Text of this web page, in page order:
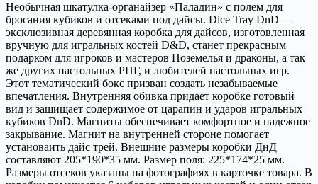
Необычная шкатулка-органайзер «Паладин» с полем для
бросания кубиков и отсеками под дайсы. Dice Tray DnD —
эксклюзивная деревянная коробка для дайсов, изготовленная
вручную для игральных костей D&D, станет прекрасным
подарком для игроков и мастеров Поземелья и драконы, а так
же других настольных РПГ, и любителей настольных игр.
Этот тематический бокс призван создать незабываемые
впечатления. Внутренняя обивка придает коробке готовый
вид и защищает содержимое от царапин и ударов игральных
кубиков DnD. Магниты обеспечивает комфортное и надежное
закрывание. Магнит на внутренней стороне помогает
установаить дайс трей. Внешние размеры коробки ДнД
составляют 205*190*35 мм. Размер поля: 225*174*25 мм.
Размеры отсеков указаны на фотографиях в карточке товара. В